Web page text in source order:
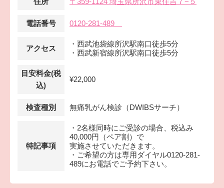
電話番号 0120-281-489
アクセス
・西武池袋線所沢駅南口徒歩5分
・西武新宿線所沢駅南口徒歩5分
目安料金(税
込)
¥22,000
検査種別 無痛乳がん検診（DWIBSサーチ）
特記事項
・2名様同時にご受診の場合、税込み
40,000円（ペア割）で
実施させていただきます。
・ご希望の方は専用ダイヤル0120-281-
489にお電話でご予約下さい。